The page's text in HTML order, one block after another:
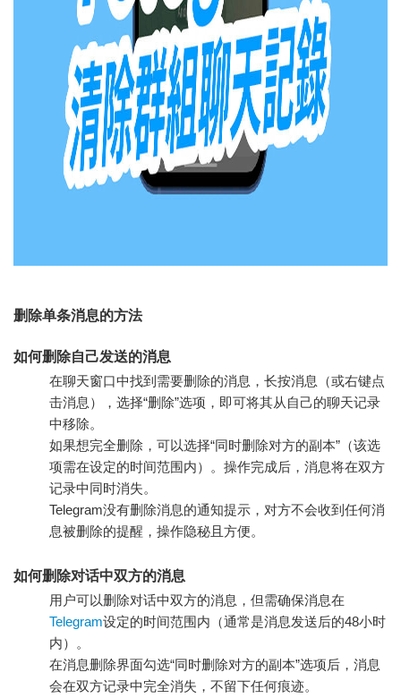
删除单条消息的方法
如何删除自己发送的消息
在聊天窗口中找到需要删除的消息，长按消息（或右键点
击消息），选择“删除”选项，即可将其从自己的聊天记录
中移除。
如果想完全删除，可以选择“同时删除对方的副本”（该选
项需在设定的时间范围内）。操作完成后，消息将在双方
记录中同时消失。
Telegram没有删除消息的通知提示，对方不会收到任何消
息被删除的提醒，操作隐秘且方便。
如何删除对话中双方的消息
用户可以删除对话中双方的消息，但需确保消息在
Telegram设定的时间范围内（通常是消息发送后的48小时
内）。
在消息删除界面勾选“同时删除对方的副本”选项后，消息
会在双方记录中完全消失，不留下任何痕迹。